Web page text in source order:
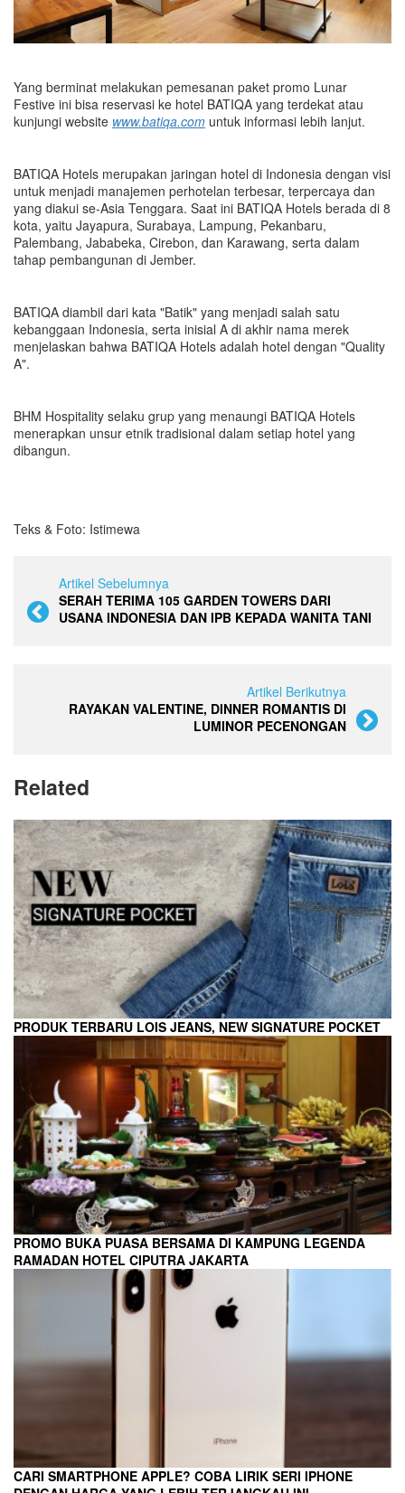
Yang berminat melakukan pemesanan paket promo Lunar
Festive ini bisa reservasi ke hotel BATIQA yang terdekat atau
kunjungi website www.batiqa.com untuk informasi lebih lanjut.
BATIQA Hotels merupakan jaringan hotel di Indonesia dengan visi
untuk menjadi manajemen perhotelan terbesar, terpercaya dan
yang diakui se-Asia Tenggara. Saat ini BATIQA Hotels berada di 8
kota, yaitu Jayapura, Surabaya, Lampung, Pekanbaru,
Palembang, Jababeka, Cirebon, dan Karawang, serta dalam
tahap pembangunan di Jember.
BATIQA diambil dari kata "Batik" yang menjadi salah satu
kebanggaan Indonesia, serta inisial A di akhir nama merek
menjelaskan bahwa BATIQA Hotels adalah hotel dengan "Quality
A".
BHM Hospitality selaku grup yang menaungi BATIQA Hotels
menerapkan unsur etnik tradisional dalam setiap hotel yang
dibangun.
Teks & Foto: Istimewa
Artikel Sebelumnya
SERAH TERIMA 105 GARDEN TOWERS DARI
USANA INDONESIA DAN IPB KEPADA WANITA TANI
Artikel Berikutnya
RAYAKAN VALENTINE, DINNER ROMANTIS DI
LUMINOR PECENONGAN
Related
PRODUK TERBARU LOIS JEANS, NEW SIGNATURE POCKET
PROMO BUKA PUASA BERSAMA DI KAMPUNG LEGENDA
RAMADAN HOTEL CIPUTRA JAKARTA
CARI SMARTPHONE APPLE? COBA LIRIK SERI IPHONE